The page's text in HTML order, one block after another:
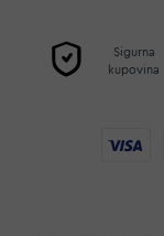
Sigurna
kupovina